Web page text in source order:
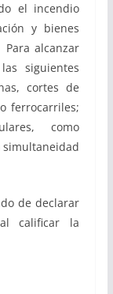
el incendio
y bienes
alcanzar
siguientes
cortes de
ferrocarriles;
como
de declarar
calificar la